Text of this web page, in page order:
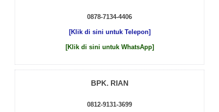
0878-7134-4406
[Klik di sini untuk Telepon]
[Klik di sini untuk WhatsApp]
BPK. RIAN
0812-9131-3699